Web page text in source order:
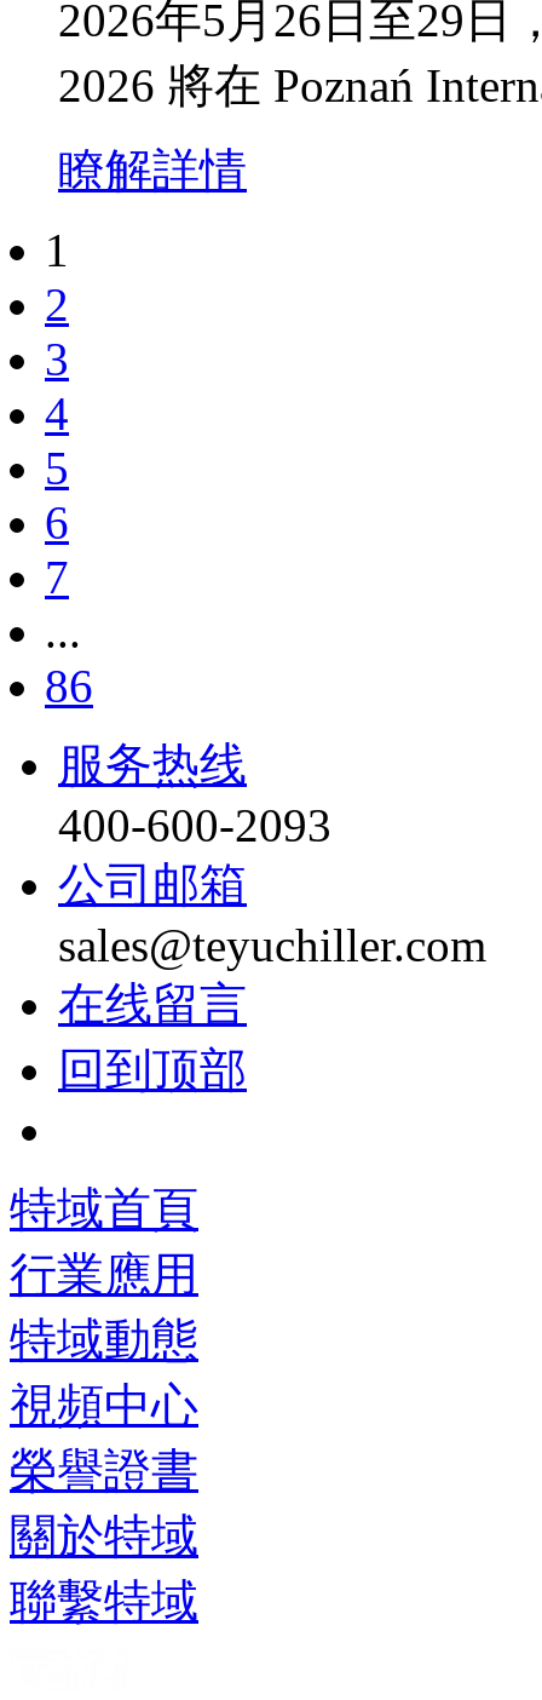
​2026年5月26日至29日
2026 將在 Poznań
瞭解詳情
1
2
3
4
5
6
7
...
86
服务热线
400-600-2093
公司邮箱
sales@teyuchiller.com
在线留言
回到顶部
特域首頁
行業應用
特域動態
視頻中心
榮譽證書
關於特域
聯繫特域